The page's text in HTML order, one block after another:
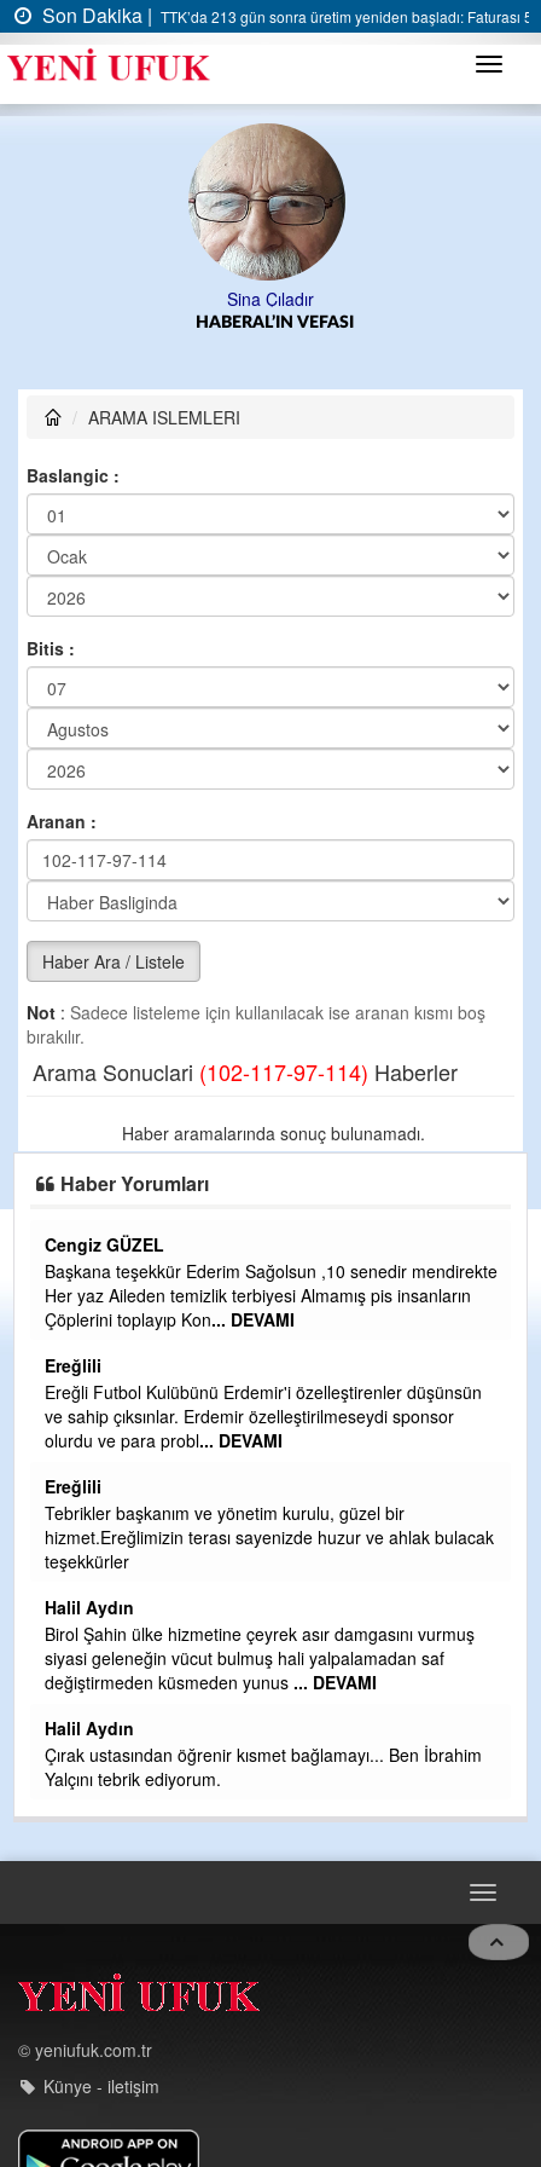
Son Dakika | TTK’da 213 gün sonra üretim yeniden başladı: Faturası 5
Menü
Sina Çıladır
HABERAL’IN VEFASI
ARAMA ISLEMLERI
Baslangic :
Bitis :
Aranan :
Haber Ara / Listele
Not : Sadece listeleme için kullanılacak ise aranan kısmı boş
bırakılır.
Arama Sonuclari (102-117-97-114) Haberler
Haber aramalarında sonuç bulunamadı.
Haber Yorumları
Cengiz GÜZEL
Başkana teşekkür Ederim Sağolsun ,10 senedir mendirekte
Her yaz Aileden temizlik terbiyesi Almamış pis insanların
Çöplerini toplayıp Kon... DEVAMI
Ereğlili
Ereğli Futbol Kulübünü Erdemir'i özelleştirenler düşünsün
ve sahip çıksınlar. Erdemir özelleştirilmeseydi sponsor
olurdu ve para probl... DEVAMI
Ereğlili
Tebrikler başkanım ve yönetim kurulu, güzel bir
hizmet.Ereğlimizin terası sayenizde huzur ve ahlak bulacak
teşekkürler
Halil Aydın
Birol Şahin ülke hizmetine çeyrek asır damgasını vurmuş
siyasi geleneğin vücut bulmuş hali yalpalamadan saf
değiştirmeden küsmeden yunus ... DEVAMI
Halil Aydın
Çırak ustasından öğrenir kısmet bağlamayı... Ben İbrahim
Yalçını tebrik ediyorum.
Toggle
© yeniufuk.com.tr
Künye - iletişim